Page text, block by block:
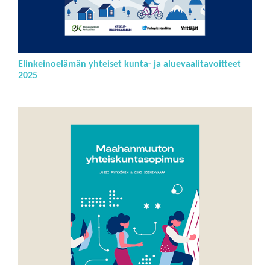
Elinkeinoelämän yhteiset kunta- ja aluevaalitavoitteet
2025